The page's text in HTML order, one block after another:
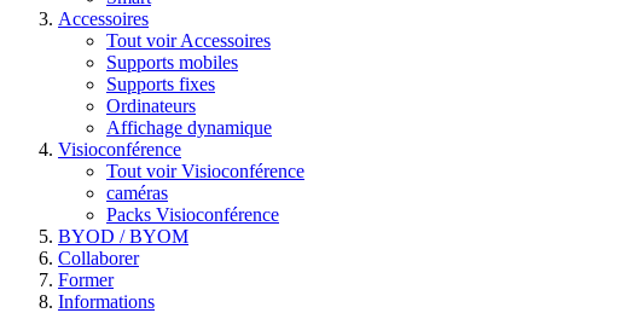
Accessoires
Tout voir Accessoires
Supports mobiles
Supports fixes
Ordinateurs
Affichage dynamique
Visioconférence
Tout voir Visioconférence
caméras
Packs Visioconférence
BYOD / BYOM
Collaborer
Former
Informations